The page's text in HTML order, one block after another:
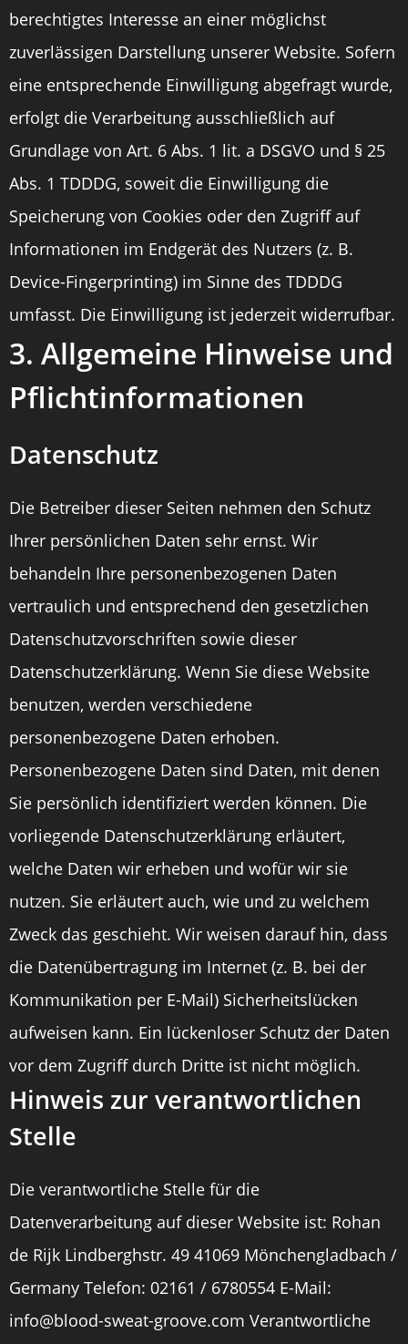
berechtigtes Interesse an einer möglichst
zuverlässigen Darstellung unserer Website. Sofern
eine entsprechende Einwilligung abgefragt wurde,
erfolgt die Verarbeitung ausschließlich auf
Grundlage von Art. 6 Abs. 1 lit. a DSGVO und § 25
Abs. 1 TDDDG, soweit die Einwilligung die
Speicherung von Cookies oder den Zugriff auf
Informationen im Endgerät des Nutzers (z. B.
Device-Fingerprinting) im Sinne des TDDDG
umfasst. Die Einwilligung ist jederzeit widerrufbar.
3. Allgemeine Hinweise und
Pflicht­informationen
Datenschutz
Die Betreiber dieser Seiten nehmen den Schutz
Ihrer persönlichen Daten sehr ernst. Wir
behandeln Ihre personenbezogenen Daten
vertraulich und entsprechend den gesetzlichen
Datenschutzvorschriften sowie dieser
Datenschutzerklärung. Wenn Sie diese Website
benutzen, werden verschiedene
personenbezogene Daten erhoben.
Personenbezogene Daten sind Daten, mit denen
Sie persönlich identifiziert werden können. Die
vorliegende Datenschutzerklärung erläutert,
welche Daten wir erheben und wofür wir sie
nutzen. Sie erläutert auch, wie und zu welchem
Zweck das geschieht. Wir weisen darauf hin, dass
die Datenübertragung im Internet (z. B. bei der
Kommunikation per E-Mail) Sicherheitslücken
aufweisen kann. Ein lückenloser Schutz der Daten
vor dem Zugriff durch Dritte ist nicht möglich.
Hinweis zur verantwortlichen
Stelle
Die verantwortliche Stelle für die
Datenverarbeitung auf dieser Website ist: Rohan
de Rijk Lindberghstr. 49 41069 Mönchengladbach /
Germany Telefon: 02161 / 6780554 E-Mail:
info@blood-sweat-groove.com Verantwortliche